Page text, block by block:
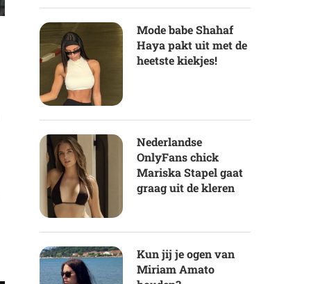
Mode babe Shahaf
Haya pakt uit met de
heetste kiekjes!
Nederlandse
OnlyFans chick
Mariska Stapel gaat
graag uit de kleren
Kun jij je ogen van
Miriam Amato